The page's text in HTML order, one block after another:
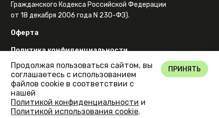
Гражданского Кодекса Российской Федерации
от 18 декабря 2006 года N 230-ФЗ).
Оферта
Политика конфиденциальности
Карта сайта
Продолжая пользоваться сайтом, вы
соглашаетесь с использованием
файлов cookie в соответствии с
нашей
Политикой конфиденциальности и
Политикой использования cookie.
ПРИНЯТЬ